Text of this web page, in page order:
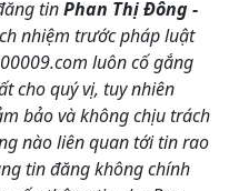
tinPhan Thị Đông -
nhiệm trước pháp luật
luôn cố gắng
cho quý vị, tuy nhiên
bảo và không chịu trách
nào liên quan tới tin rao
tin đăng không chính